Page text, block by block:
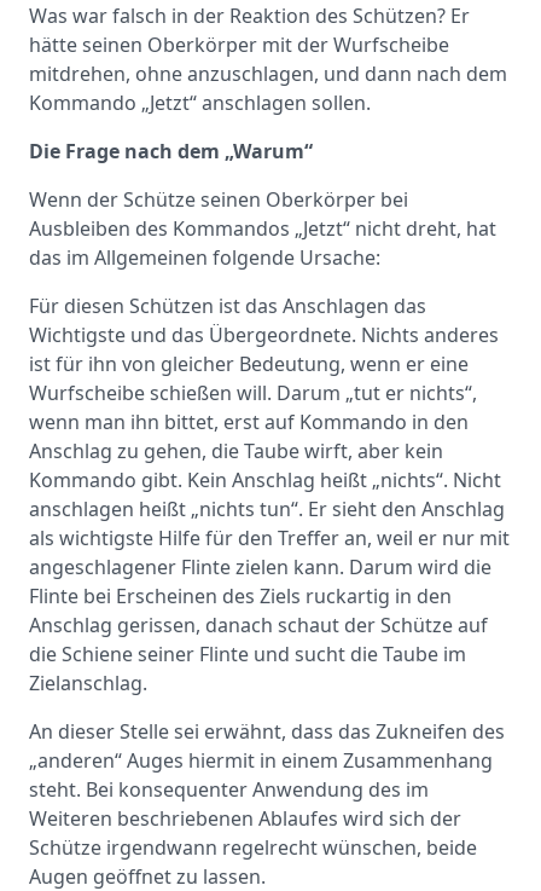
Was war falsch in der Reaktion des Schützen? Er
hätte seinen Oberkörper mit der Wurfscheibe
mitdrehen, ohne anzuschlagen, und dann nach dem
Kommando „Jetzt“ anschlagen sollen.
Die Frage nach dem „Warum“
Wenn der Schütze seinen Oberkörper bei
Ausbleiben des Kommandos „Jetzt“ nicht dreht, hat
das im Allgemeinen folgende Ursache:
Für diesen Schützen ist das Anschlagen das
Wichtigste und das Übergeordnete. Nichts anderes
ist für ihn von gleicher Bedeutung, wenn er eine
Wurfscheibe schießen will. Darum „tut er nichts“,
wenn man ihn bittet, erst auf Kommando in den
Anschlag zu gehen, die Taube wirft, aber kein
Kommando gibt. Kein Anschlag heißt „nichts“. Nicht
anschlagen heißt „nichts tun“. Er sieht den Anschlag
als wichtigste Hilfe für den Treffer an, weil er nur mit
angeschlagener Flinte zielen kann. Darum wird die
Flinte bei Erscheinen des Ziels ruckartig in den
Anschlag gerissen, danach schaut der Schütze auf
die Schiene seiner Flinte und sucht die Taube im
Zielanschlag.
An dieser Stelle sei erwähnt, dass das Zukneifen des
„anderen“ Auges hiermit in einem Zusammenhang
steht. Bei konsequenter Anwendung des im
Weiteren beschriebenen Ablaufes wird sich der
Schütze irgendwann regelrecht wünschen, beide
Augen geöffnet zu lassen.